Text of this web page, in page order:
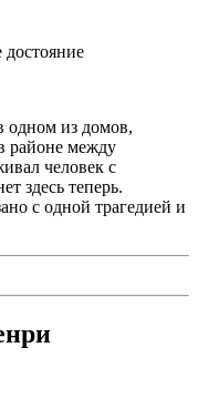
одном из домов,
районе между
человек с
здесь теперь.
с одной трагедией и